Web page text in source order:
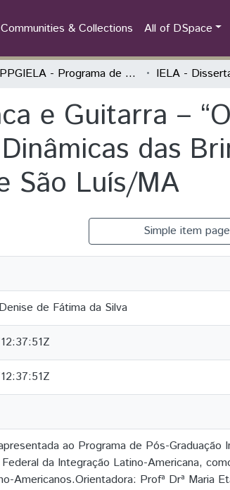
Communities & Collections All of DSpace
PPGIELA - Programa de Pós-Graduação Interdisciplinar em Estudos Latino-Americanos IELA -
e Guitarra –
das
São Luís/MA
Simple item page
de Fátima da Silva
ao Programa de Pós-
da Integração Latino-Americana,
Americanos.Orientadora: Profª Drª Maria